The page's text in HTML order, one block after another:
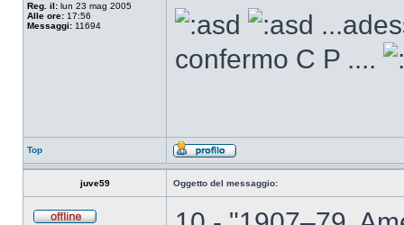
Reg. il: lun 23 mag 2005
Alle ore: 17:56
Messaggi: 11694
confermo C P ....
Top
juve59 Oggetto del messaggio: